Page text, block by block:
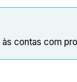
contas com